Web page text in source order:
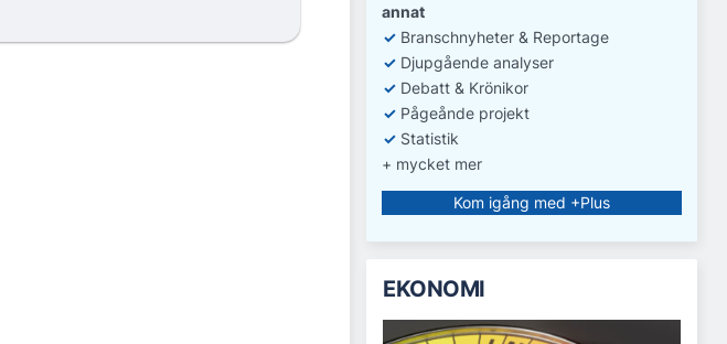
annat
✓ Branschnyheter & Reportage
✓ Djupgående analyser
✓ Debatt & Krönikor
✓ Pågeånde projekt
✓ Statistik
+ mycket mer
Kom igång med +Plus
EKONOMI